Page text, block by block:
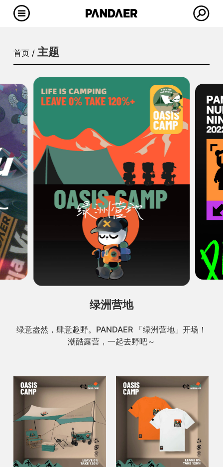
首页 / 主题
绿洲营地
绿意盎然，肆意趣野。PANDAER 「绿洲营地」开场！
潮酷露营，⼀起去野吧～